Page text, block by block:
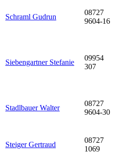
Schraml Gudrun
08727
9604-16
Siebengartner Stefanie
09954
307
Stadlbauer Walter
08727
9604-30
Steiger Gertraud
08727
1069